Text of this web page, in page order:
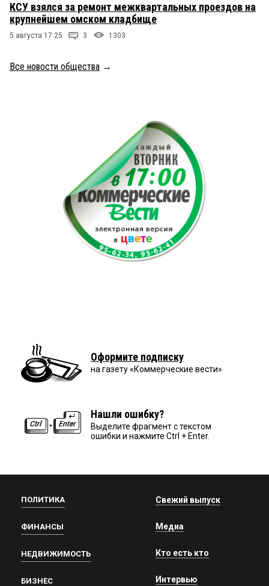
КСУ взялся за ремонт межквартальных проездов на
крупнейшем омском кладбище
5 августа 17:25 3 1303
Все новости общества →
Оформите подписку
на газету «Коммерческие вести»
Нашли ошибку?
Выделите фрагмент с текстом
ошибки и нажмите Ctrl + Enter.
ПОЛИТИКА
ФИНАНСЫ
НЕДВИЖИМОСТЬ
БИЗНЕС
Свежий выпуск
Медиа
Кто есть кто
Интервью